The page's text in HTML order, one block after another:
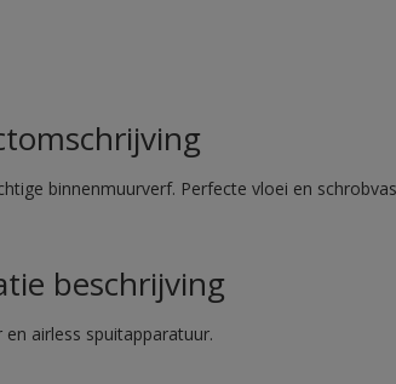
binnenmuurverf. Perfecte vloei en
beschrijving
en airless spuitapparatuur.